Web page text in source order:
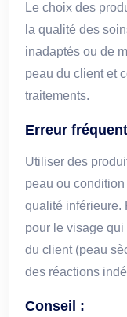
Le choix des
la qualité des
inadaptés ou de
peau du client et
traitements.
Erreur
Utiliser des
peau ou
qualité inférieure.
pour le visage
du client (peau
des réactions
Conseil :